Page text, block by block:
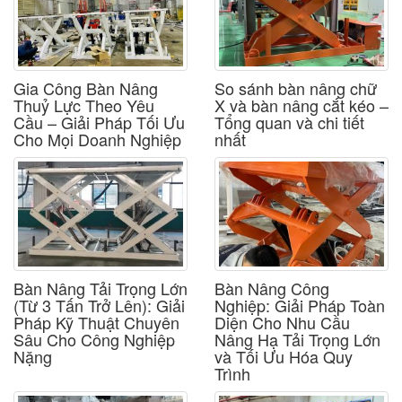
Gia Công Bàn Nâng
Thuỷ Lực Theo Yêu
Cầu – Giải Pháp Tối Ưu
Cho Mọi Doanh Nghiệp
So sánh bàn nâng chữ
X và bàn nâng cắt kéo –
Tổng quan và chi tiết
nhất
Bàn Nâng Tải Trọng Lớn
(Từ 3 Tấn Trở Lên): Giải
Pháp Kỹ Thuật Chuyên
Sâu Cho Công Nghiệp
Nặng
Bàn Nâng Công
Nghiệp: Giải Pháp Toàn
Diện Cho Nhu Cầu
Nâng Hạ Tải Trọng Lớn
và Tối Ưu Hóa Quy
Trình